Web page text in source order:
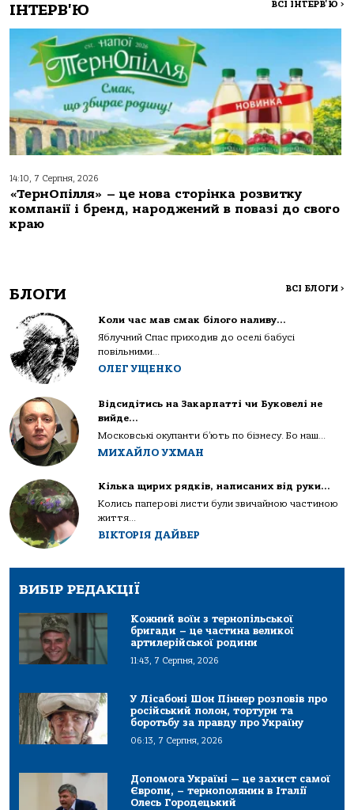
ІНТЕРВ'Ю ВСІ ІНТЕРВ'Ю >
14:10, 7 Серпня, 2026
«ТернОпілля» – це нова сторінка розвитку
компанії і бренд, народжений в повазі до свого
краю
БЛОГИ ВСІ БЛОГИ >
Коли час мав смак білого наливу…
Яблучний Спас приходив до оселі бабусі
повільними...
ОЛЕГ УЩЕНКО
Відсидітись на Закарпатті чи Буковелі не
вийде…
Московські окупанти б’ють по бізнесу. Бо наш...
МИХАЙЛО УХМАН
Кілька щирих рядків, написаних від руки…
Колись паперові листи були звичайною частиною
життя...
ВІКТОРІЯ ДАЙВЕР
ВИБІР РЕДАКЦІЇ
Кожний воїн з тернопільської
бригади – це частина великої
артилерійської родини
11:43, 7 Серпня, 2026
У Лісабоні Шон Піннер розповів про
російський полон, тортури та
боротьбу за правду про Україну
06:13, 7 Серпня, 2026
Допомога Україні — це захист самої
Європи, – тернополянин в Італії
Олесь Городецький